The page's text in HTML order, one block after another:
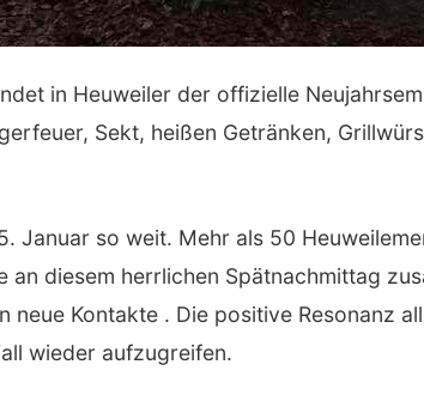
in Heuweiler der offizielle
Sekt, heißen Getränken,
Januar so weit. Mehr als 50
an diesem herrlichen Spätnachmittag
neue Kontakte . Die positive Resonanz
wieder aufzugreifen.